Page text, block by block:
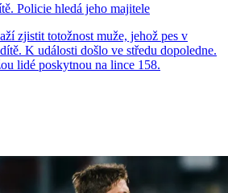
Policie hledá jeho majitele
zjistit totožnost muže, jehož pes v
K události došlo ve středu dopoledne.
lidé poskytnou na lince 158.